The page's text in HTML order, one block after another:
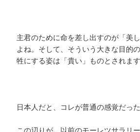
主君のために命を差し出すのが「美
よね。そして、そういう大きな目的
牲にする姿は「貴い」ものとされます
日本人だと、コレが普通の感覚だっ